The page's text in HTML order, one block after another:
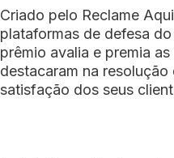
Criado pelo Reclame
plataformas de defesa
prêmio avalia e premia
destacaram na resolução
satisfação dos seus